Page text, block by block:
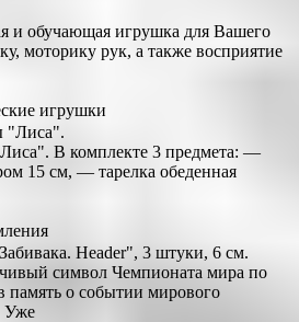
и обучающая игрушка для Вашего
моторику рук, а также восприятие
игрушки
"Лиса".
В комплекте 3 предмета: —
15 см, — тарелка обеденная
Header", 3 штуки, 6 см.
символ Чемпионата мира по
память о событии мирового
Уже